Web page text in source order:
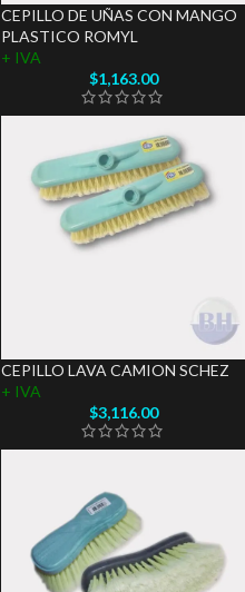
CEPILLO DE UÑAS CON MANGO
PLASTICO ROMYL
+ IVA
$1,163.00
CEPILLO LAVA CAMION SCHEZ
+ IVA
$3,116.00